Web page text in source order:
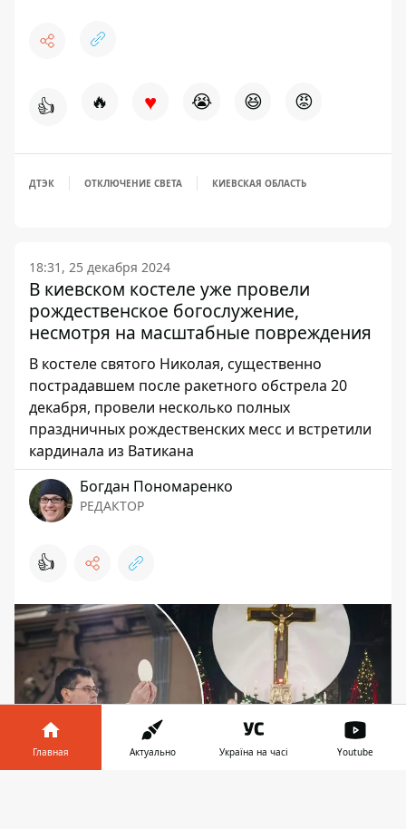
👍 🔥 ♥ 😭 😆 😡
ДТЭК ОТКЛЮЧЕНИЕ СВЕТА КИЕВСКАЯ ОБЛАСТЬ
18:31, 25 декабря 2024
В киевском костеле уже провели
рождественское богослужение,
несмотря на масштабные повреждения
В костеле святого Николая, существенно
пострадавшем после ракетного обстрела 20
декабря, провели несколько полных
праздничных рождественских месс и встретили
кардинала из Ватикана
Богдан Пономаренко
РЕДАКТОР
👍
Главная Актуально Україна на часі Youtube